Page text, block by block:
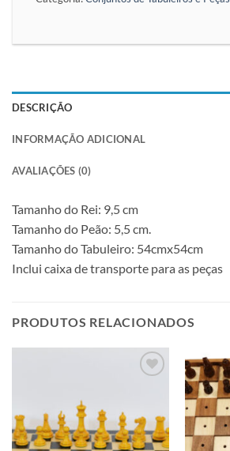
DESCRIÇÃO
INFORMAÇÃO ADICIONAL
AVALIAÇÕES (0)
Tamanho do Rei: 9,5 cm
Tamanho do Peão: 5,5 cm.
Tamanho do Tabuleiro: 54cmx54cm
Inclui caixa de transporte para as peças
PRODUTOS RELACIONADOS